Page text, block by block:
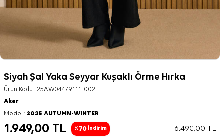
Siyah Şal Yaka Seyyar Kuşaklı Örme Hırka
Ürün Kodu : 25AW04479111_002
Aker
Model : 2025 AUTUMN-WINTER
1.949,00 TL %70 İndirim 6.490,00TL